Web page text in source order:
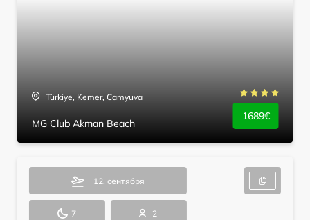
Türkiye, Kemer, Camyuva
MG Club Akman Beach
1689€
12. сентября
7 2